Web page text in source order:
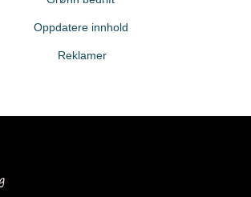
Oppdatere innhold
Reklamer